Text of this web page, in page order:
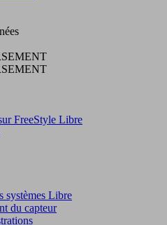
FreeStyle Libre
systèmes Libre
du capteur